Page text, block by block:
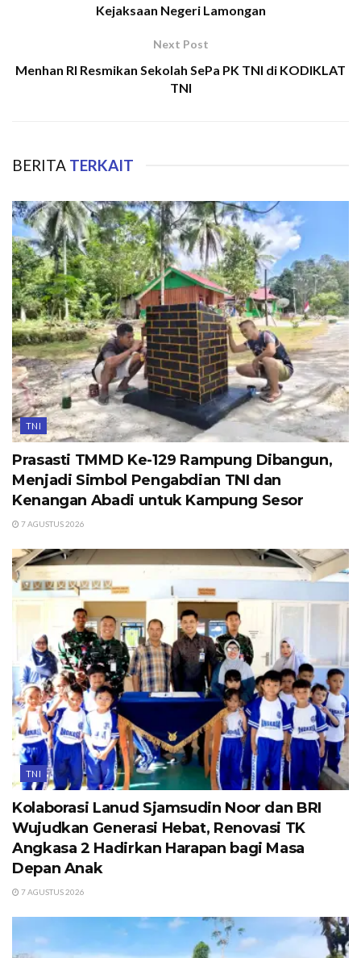
Kejaksaan Negeri Lamongan
Next Post
Menhan RI Resmikan Sekolah SePa PK TNI di KODIKLAT
TNI
BERITA TERKAIT
TNI
Prasasti TMMD Ke-129 Rampung Dibangun,
Menjadi Simbol Pengabdian TNI dan
Kenangan Abadi untuk Kampung Sesor
7 AGUSTUS 2026
TNI
Kolaborasi Lanud Sjamsudin Noor dan BRI
Wujudkan Generasi Hebat, Renovasi TK
Angkasa 2 Hadirkan Harapan bagi Masa
Depan Anak
7 AGUSTUS 2026